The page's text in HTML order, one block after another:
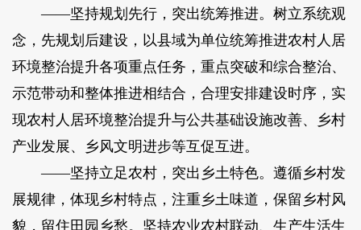
——坚持规划先行，突出统筹推进。树立系统观
念，先规划后建设，以县域为单位统筹推进农村人居
环境整治提升各项重点任务，重点突破和综合整治、
示范带动和整体推进相结合，合理安排建设时序，实
现农村人居环境整治提升与公共基础设施改善、乡村
产业发展、乡风文明进步等互促互进。
——坚持立足农村，突出乡土特色。遵循乡村发
展规律，体现乡村特点，注重乡土味道，保留乡村风
貌，留住田园乡愁。坚持农业农村联动、生产生活生